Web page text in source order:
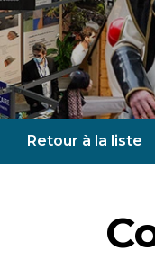
Retour à la liste